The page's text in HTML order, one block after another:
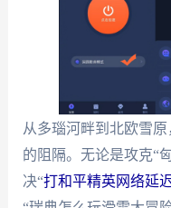
从多瑙河畔到北欧雪
的阻隔。无论是攻克“
决“打和平精英网络延